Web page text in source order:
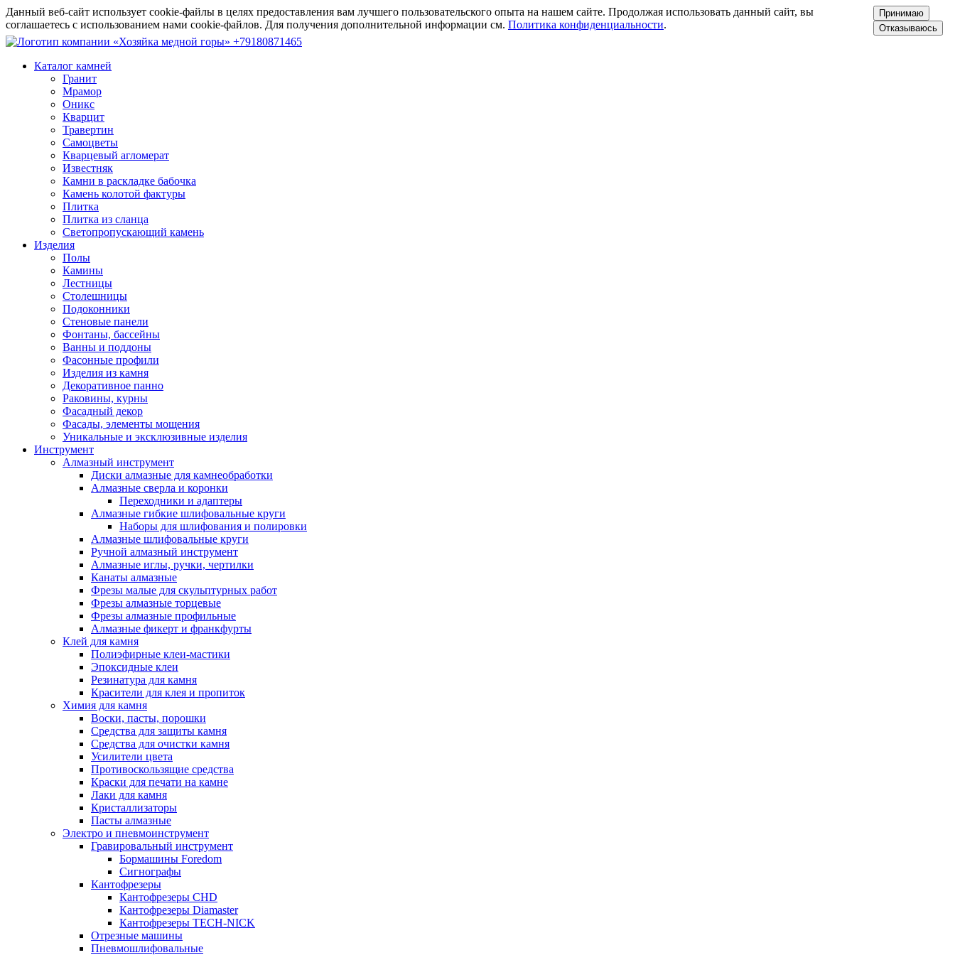
Данный веб-сайт использует cookie-файлы в целях предоставления вам лучшего пользовательского опыта на нашем сайте. Продолжая использовать данный сайт, вы
соглашаетесь с использованием нами cookie-файлов. Для получения дополнительной информации см. Политика конфиденциальности.
Принимаю
Отказываюсь
+79180871465
Каталог камней
Гранит
Мрамор
Оникс
Кварцит
Травертин
Самоцветы
Кварцевый агломерат
Известняк
Камни в раскладке бабочка
Камень колотой фактуры
Плитка
Плитка из сланца
Светопропускающий камень
Изделия
Полы
Камины
Лестницы
Столешницы
Подоконники
Стеновые панели
Фонтаны, бассейны
Ванны и поддоны
Фасонные профили
Изделия из камня
Декоративное панно
Раковины, курны
Фасадный декор
Фасады, элементы мощения
Уникальные и эксклюзивные изделия
Инструмент
Алмазный инструмент
Диски алмазные для камнеобработки
Алмазные сверла и коронки
Переходники и адаптеры
Алмазные гибкие шлифовальные круги
Наборы для шлифования и полировки
Алмазные шлифовальные круги
Ручной алмазный инструмент
Алмазные иглы, ручки, чертилки
Канаты алмазные
Фрезы малые для скульптурных работ
Фрезы алмазные торцевые
Фрезы алмазные профильные
Алмазные фикерт и франкфурты
Клей для камня
Полиэфирные клеи-мастики
Эпоксидные клеи
Резинатура для камня
Красители для клея и пропиток
Химия для камня
Воски, пасты, порошки
Средства для защиты камня
Средства для очистки камня
Усилители цвета
Противоскользящие средства
Краски для печати на камне
Лаки для камня
Кристаллизаторы
Пасты алмазные
Электро и пневмоинструмент
Гравировальный инструмент
Бормашины Foredom
Сигнографы
Кантофрезеры
Кантофрезеры CHD
Кантофрезеры Diamaster
Кантофрезеры TECH-NICK
Отрезные машины
Пневмошлифовальные